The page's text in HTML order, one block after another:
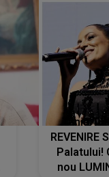
Tania
REVENIRE
Palatului!
nou